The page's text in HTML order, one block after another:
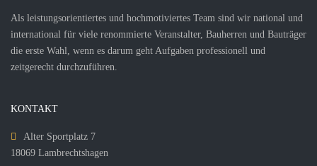
Als leistungsorientiertes und hochmotiviertes Team sind wir national und
international für viele renommierte Veranstalter, Bauherren und Bauträger
die erste Wahl, wenn es darum geht Aufgaben professionell und
zeitgerecht durchzuführen.
KONTAKT
Alter Sportplatz 7
18069 Lambrechtshagen